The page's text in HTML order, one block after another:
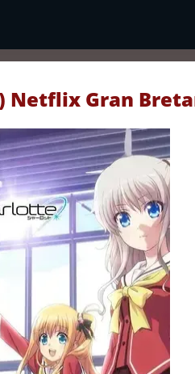
Netflix Gran